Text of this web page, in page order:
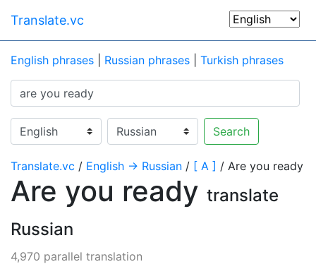
Translate.vc
English phrases Russian phrases Turkish phrases
Search
Translate.vc / English → Russian / [ A ] / Are you ready
Are you ready translate
Russian
4,970 parallel translation